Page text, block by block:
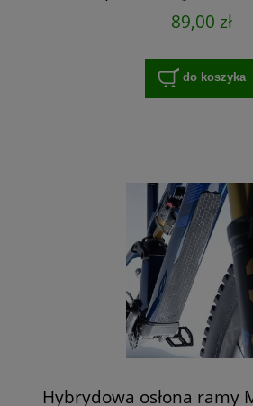
89,00 zł
do koszyka
Hybrydowa osłona ramy